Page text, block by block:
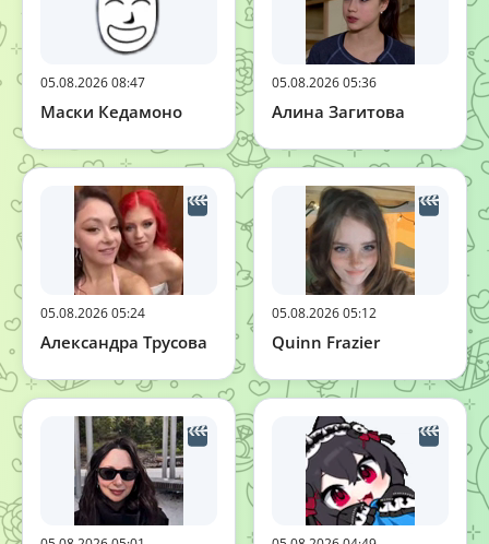
05.08.2026 08:47
Маски Кедамоно
05.08.2026 05:36
Алина Загитова
05.08.2026 05:24
Александра Трусова
05.08.2026 05:12
Quinn Frazier